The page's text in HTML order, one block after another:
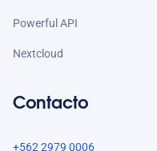
Powerful API
Nextcloud
Contacto
+562 2979 0006